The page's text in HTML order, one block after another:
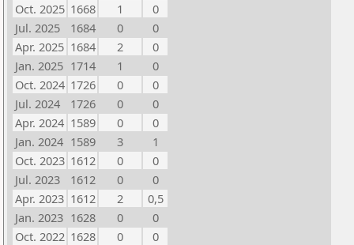
Oct. 2025 1668 1
0
Jul. 2025
1684 0
0
Apr. 2025 1684 2
0
Jan. 2025 1714 1
0
Oct. 2024 1726 0
0
Jul. 2024
1726 0
0
Apr. 2024 1589 0
0
Jan. 2024 1589 3
1
Oct. 2023 1612 0
0
Jul. 2023
1612 0
0
Apr. 2023 1612 2
0,5
Jan. 2023 1628 0
0
Oct. 2022 1628 0
0